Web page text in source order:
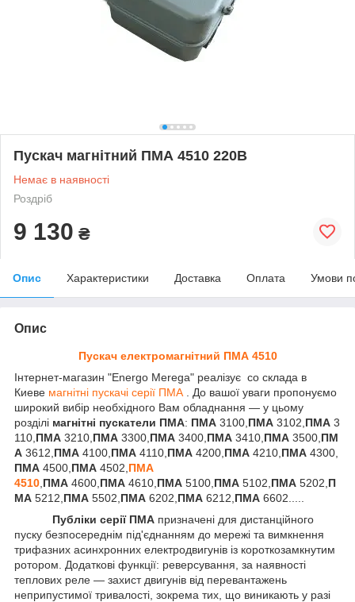
Пускач магнітний ПМА 4510 220В
Немає в наявності
Роздріб
9 130 ₴
Опис Характеристики Доставка Оплата Умови
Опис
Пускач електромагнітний ПМА 4510
Інтернет-магазин "Energo Merega" реалізує со склада в
Киеве магнітні пускачі серії ПМА . До вашої уваги пропонуємо
широкий вибір необхідного Вам обладнання — у цьому
розділі магнітні пускатели ПМА: ПМА 3100 ПМА 3102 ПМА 3
110, ПМА 3210, ПМА 3300, ПМА 3400, ПМА 3410, ПМА 3500, ПМ
А 3612, ПМА 4100, ПМА 4110, ПМА 4200, ПМА 4210, ПМА 4300,
ПМА 4500, ПМА 4502, ПМА
4510 ПМА 4600, ПМА 4610, ПМА 5100, ПМА 5102, ПМА 5202, П
МА 5212, ПМА 5502, ПМА 6202, ПМА 6212, ПМА 6602.....
Публіки серії ПМА призначені для дистанційного
пуску безпосереднім під'єднанням до мережі та вимкнення
трифазних асинхронних електродвигунів із короткозамкнутим
ротором. Додаткові функції: реверсування, за наявності
теплових реле — захист двигунів від перевантажень
неприпустимої тривалості, зокрема тих, що виникають у разі